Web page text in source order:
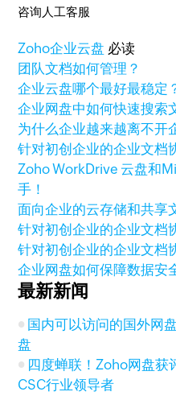
咨询人工客服
Zoho企业云盘 必读
团队文档如何管理？
企业云盘哪个最好最稳定
企业网盘中如何快速搜索
为什么企业越来越离不开
针对初创企业的企业文档
Zoho WorkDrive 云盘和
手！
面向企业的云存储和共享
针对初创企业的企业文档
针对初创企业的企业文档
企业网盘如何保障数据安
最新新闻
国内可以访问的国外网
盘
四度蝉联！Zoho网盘
CSC行业领导者